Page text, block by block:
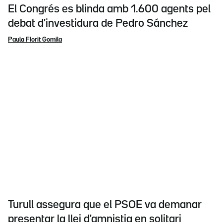
El Congrés es blinda amb 1.600 agents pel
debat d'investidura de Pedro Sánchez
Paula Florit Gomila
Turull assegura que el PSOE va demanar
presentar la llei d'amnistia en solitari